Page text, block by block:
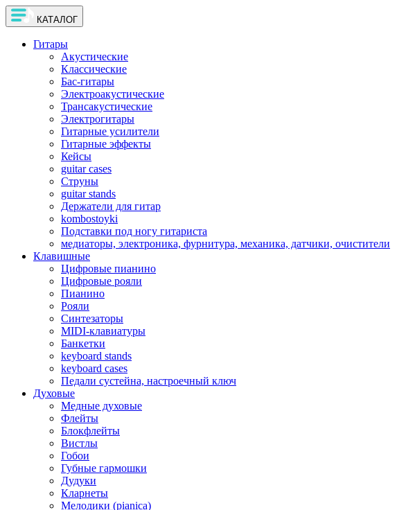
КАТАЛОГ
Гитары
Акустические
Классические
Бас-гитары
Электроакустические
Трансакустические
Электрогитары
Гитарные усилители
Гитарные эффекты
Кейсы
guitar cases
Струны
guitar stands
Держатели для гитар
kombostoyki
Подставки под ногу гитариста
медиаторы, электроника, фурнитура, механика, датчики, очистители
Клавишные
Цифровые пианино
Цифровые рояли
Пианино
Рояли
Синтезаторы
MIDI-клавиатуры
Банкетки
keyboard stands
keyboard cases
Педали сустейна, настроечный ключ
Духовые
Медные духовые
Флейты
Блокфлейты
Вистлы
Гобои
Губные гармошки
Дудуки
Кларнеты
Мелодики (pianica)